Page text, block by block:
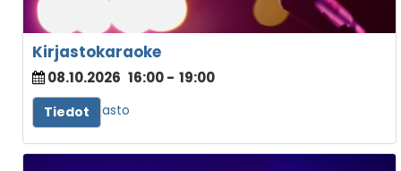
Kirjastokaraoke
08.10.2026 16:00- 19:00
Juvan kirjasto
Tiedot